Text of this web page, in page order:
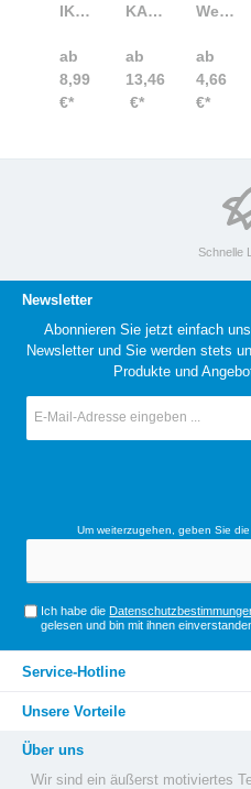
IKA
stru
ctio
n
Pen
n
ab
8,99
€*
KA
tructi
on
Zim
mer
ab
13,46
€*
Werk
Stift
mit
Logo
bedr
ab
4,66
€*
Schnelle
Newsletter
Abonnieren Sie jetzt einfach
Newsletter und Sie werden stets
Produkte und
Um weiterzugehen, geben Sie
Ich habe die
gelesen und bin mit ihnen
Service-Hotline
Unsere Vorteile
Über uns
Wir sind ein äußerst motiviertes